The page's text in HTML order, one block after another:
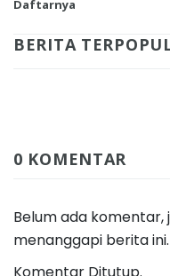
Daftarnya
BERITA
0 KOMENTAR
Belum ada
menanggapi berita ini.